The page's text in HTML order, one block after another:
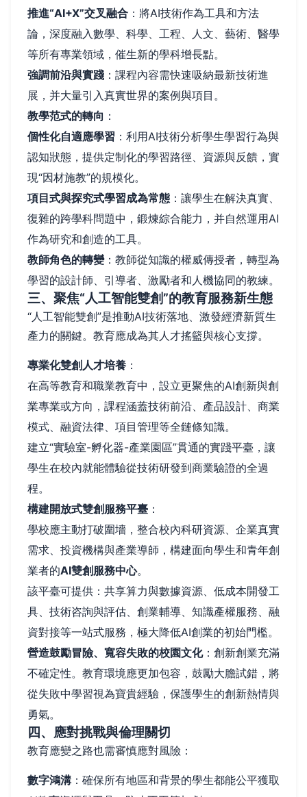
推進“AI+X”交叉融合 ：將AI技術作為工具和方法
論，深度融入數學、科學、工程、人文、藝術、醫學
等所有專業領域，催生新的學科增長點。
強調前沿與實踐 ：課程內容需快速吸納最新技術進
展，并大量引入真實世界的案例與項目。
教學范式的轉向 ：
個性化自適應學習 ：利用AI技術分析學生學習行為與
認知狀態，提供定制化的學習路徑、資源與反饋，實
現“因材施教”的規模化。
項目式與探究式學習成為常態 ：讓學生在解決真實、
復雜的跨學科問題中，鍛煉綜合能力，并自然運用AI
作為研究和創造的工具。
教師角色的轉變：教師從知識的權威傳授者，轉型為
學習的設計師、引導者、激勵者和人機協同的教練。
三、聚焦“人工智能雙創”的教育服務新生態
“人工智能雙創”是推動AI技術落地、激發經濟新質生
產力的關鍵。教育應成為其人才搖籃與核心支撐。
專業化雙創人才培養 ：
在高等教育和職業教育中，設立更聚焦的AI創新與創
業專業或方向，課程涵蓋技術前沿、產品設計、商業
模式、融資法律、項目管理等全鏈條知識。
建立“實驗室-孵化器-產業園區”貫通的實踐平臺，讓
學生在校內就能體驗從技術研發到商業驗證的全過
程。
構建開放式雙創服務平臺 ：
學校應主動打破圍墻，整合校內科研資源、企業真實
需求、投資機構與產業導師，構建面向學生和青年創
業者的AI雙創服務中心。
該平臺可提供：共享算力與數據資源、低成本開發工
具、技術咨詢與評估、創業輔導、知識產權服務、融
資對接等一站式服務，極大降低AI創業的初始門檻。
營造鼓勵冒險、寬容失敗的校園文化：創新創業充滿
不確定性。教育環境應更加包容，鼓勵大膽試錯，將
從失敗中學習視為寶貴經驗，保護學生的創新熱情與
勇氣。
四、應對挑戰與倫理關切
教育應變之路也需審慎應對風險：
數字鴻溝 ：確保所有地區和背景的學生都能公平獲取